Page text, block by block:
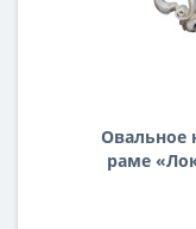
Овальное
раме